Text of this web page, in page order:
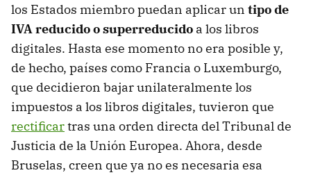
los Estados miembro puedan aplicar un tipo de
IVA reducido o superreducido a los libros
digitales. Hasta ese momento no era posible y,
de hecho, países como Francia o Luxemburgo,
que decidieron bajar unilateralmente los
impuestos a los libros digitales, tuvieron que
rectificartras una orden directa del Tribunal de
Justicia de la Unión Europea. Ahora, desde
Bruselas, creen que ya no es necesaria esa